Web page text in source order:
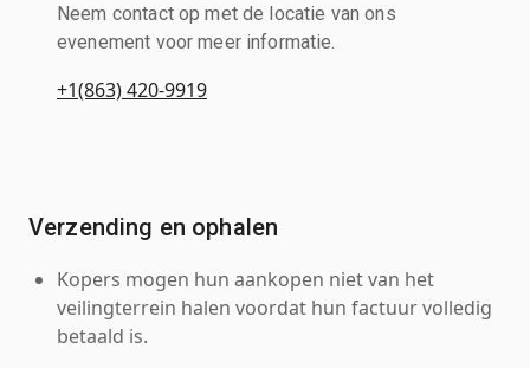
Neem contact op met de locatie van ons
evenement voor meer informatie.
+1(863) 420-9919
Verzending en ophalen
Kopers mogen hun aankopen niet van het
veilingterrein halen voordat hun factuur volledig
betaald is.